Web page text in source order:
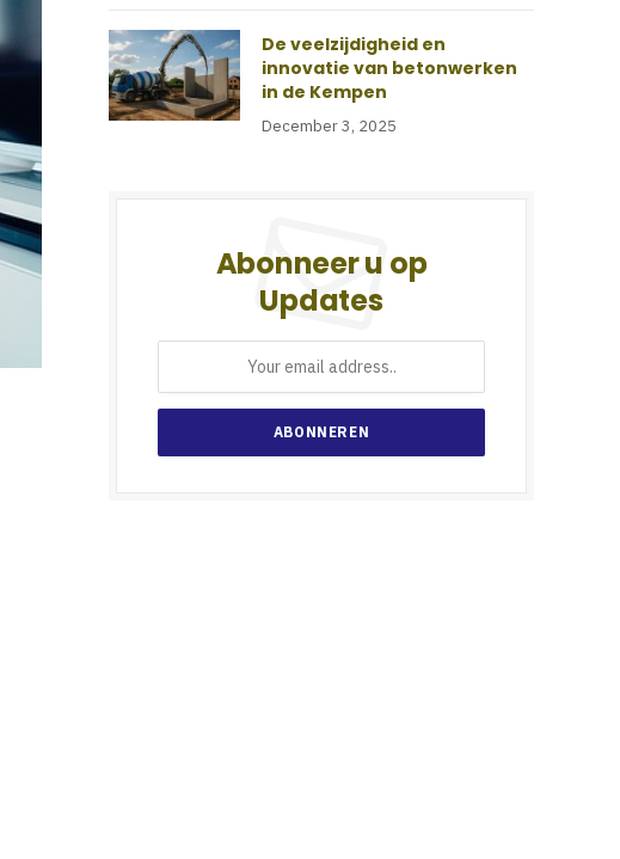
De veelzijdigheid en
innovatie van betonwerken
in de Kempen
December 3, 2025
Abonneer u op
Updates